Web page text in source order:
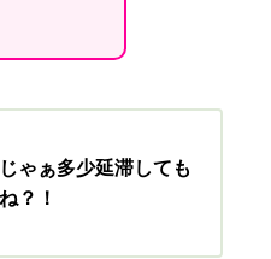
ゃぁ多少延滞しても
？！